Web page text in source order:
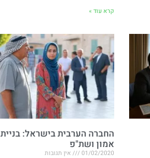
קרא עוד »
החברה הערבית בישראל: בניית
אמון ושת"פ
01/02/2020 אין תגובות